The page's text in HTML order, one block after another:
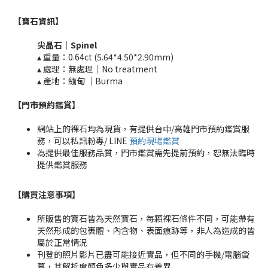
【寶石資訊】
尖晶石 ｜ Spinel
▴ 重量：0.64ct (5.64*4.50*2.90mm)​
▴ 處理：無處理｜No treatment​​
▴ 產地：緬甸 ｜Burma
【門市預約鑑賞】
網站上的裸石均為現貨，有提供台中/高雄門市預約鑑賞服
務，可以私訊粉專/ LINE 預約現場鑑賞
為提供最佳服務品質，門市鑑賞需先提前預約，恕無法臨時
提供鑑賞服務
【購買注意事項】
所販售的寶石皆為天然寶石，每顆裸石條件不同，可能帶有
天然形成的包裹體、內含物、表面痕跡等，非人為造成的皆
屬於正常情況
刊登的照片影片已盡可能接近實品，但不同的手機/電腦螢